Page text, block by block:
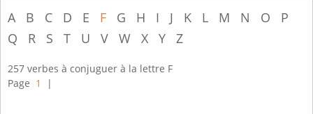
A B C D E F G H I J K L M N O
P
Q
R S T U V W X Y Z
257 verbes à conjuguer à la lettre F
Page 1 |